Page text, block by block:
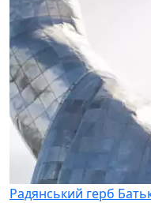
Радянський герб